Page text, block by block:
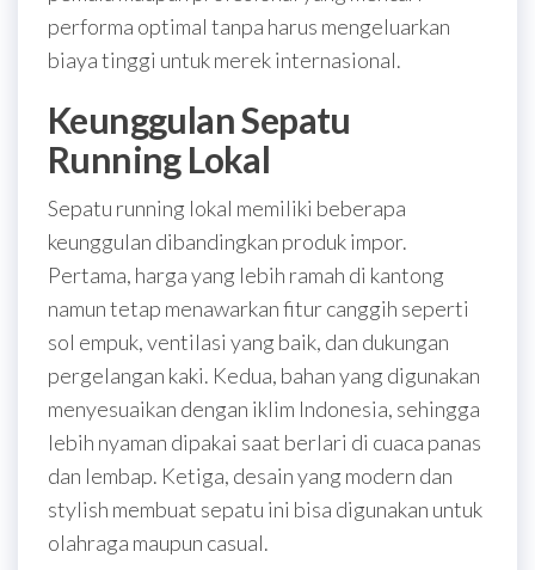
performa optimal tanpa harus mengeluarkan
biaya tinggi untuk merek internasional.
Keunggulan Sepatu
Running Lokal
Sepatu running lokal memiliki beberapa
keunggulan dibandingkan produk impor.
Pertama, harga yang lebih ramah di kantong
namun tetap menawarkan fitur canggih seperti
sol empuk, ventilasi yang baik, dan dukungan
pergelangan kaki. Kedua, bahan yang digunakan
menyesuaikan dengan iklim Indonesia, sehingga
lebih nyaman dipakai saat berlari di cuaca panas
dan lembap. Ketiga, desain yang modern dan
stylish membuat sepatu ini bisa digunakan untuk
olahraga maupun casual.